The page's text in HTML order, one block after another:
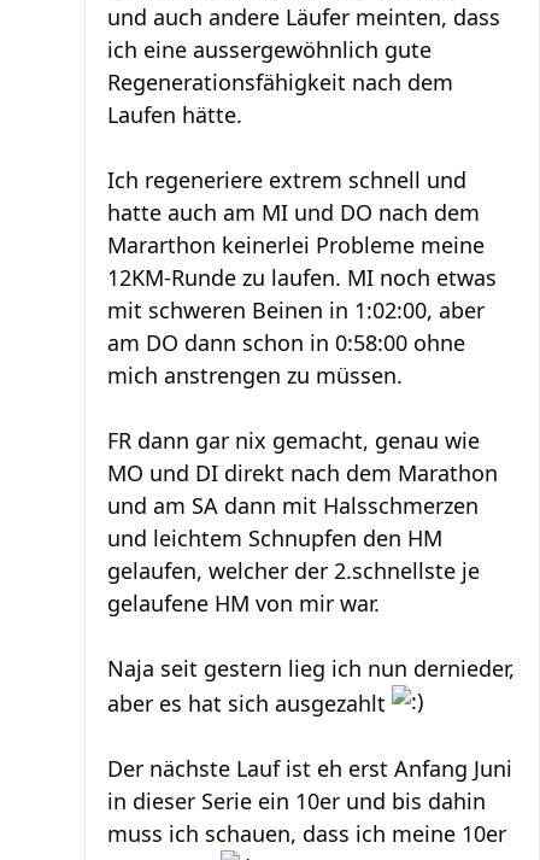
und auch andere Läufer meinten, dass
ich eine aussergewöhnlich gute
Regenerationsfähigkeit nach dem
Laufen hätte.
Ich regeneriere extrem schnell und
hatte auch am MI und DO nach dem
Mararthon keinerlei Probleme meine
12KM-Runde zu laufen. MI noch etwas
mit schweren Beinen in 1:02:00, aber
am DO dann schon in 0:58:00 ohne
mich anstrengen zu müssen.
FR dann gar nix gemacht, genau wie
MO und DI direkt nach dem Marathon
und am SA dann mit Halsschmerzen
und leichtem Schnupfen den HM
gelaufen, welcher der 2.schnellste je
gelaufene HM von mir war.
Naja seit gestern lieg ich nun dernieder,
aber es hat sich ausgezahlt
Der nächste Lauf ist eh erst Anfang Juni
in dieser Serie ein 10er und bis dahin
muss ich schauen, dass ich meine 10er